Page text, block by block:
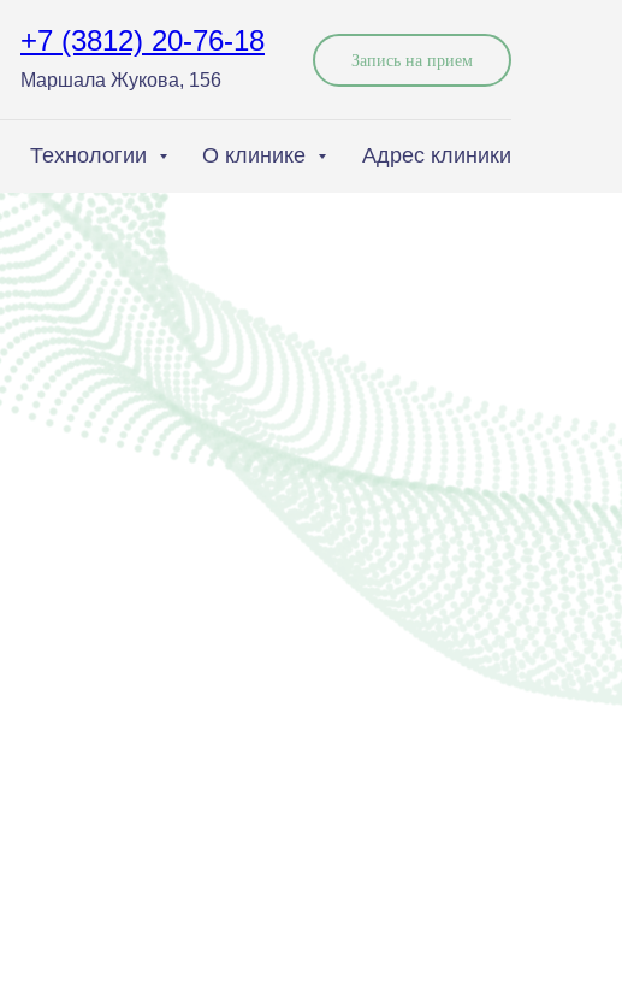
+7 (3812) 20-76-18
Маршала Жукова, 156
Запись на прием
Технологии О клинике Адрес клиники